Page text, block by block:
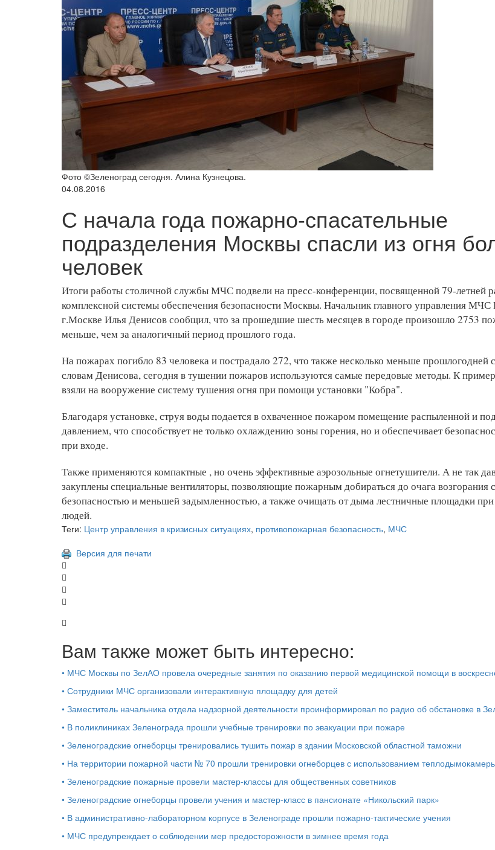
Фото ©Зеленоград сегодня. Алина Кузнецова.
04.08.2016
С начала года пожарно-спасательные
подразделения Москвы спасли из огня
человек
Итоги работы столичной службы МЧС подвели на пресс-конференции, посвященной 79-летней
комплексной системы обеспечения безопасности Москвы. Начальник главного управления МЧС
г.Москве Илья Денисов сообщил, что за прошедшие шесть месяцев в городе произошло 2753
меньше, чем за аналогичный период прошлого года.
На пожарах погибло 83 человека и пострадало 272, что также несколько меньше прошлогодней
словам Денисова, сегодня в тушении пожаров используются самые передовые методы. К
взяли на вооружение систему тушения огня при помощи установки "Кобра".
Благодаря установке, струя воды подается в охваченное пожаром помещение распыленной и
давлением, что способствует не только охлаждению зоны горения, но и обеспечивает
при входе.
Также применяются компактные , но очень эффективные аэрозольные огнетушители. А не так
закуплены специальные вентиляторы, позволяющие пожарным добираться до очага возгорания
безопасностью и меньшей задымленностью, а также очищать от дыма лестничные площадки при
людей.
Теги: Центр управления в кризисных ситуациях, противопожарная безопасность, МЧС
Версия для печати
Вам также может быть интересно:
• МЧС Москвы по ЗелАО провела очередные занятия по оказанию первой медицинской помощи в
• Сотрудники МЧС организовали интерактивную площадку для детей
• Заместитель начальника отдела надзорной деятельности проинформировал по радио об обстановке в
• В поликлиниках Зеленограда прошли учебные тренировки по эвакуации при пожаре
• Зеленоградские огнеборцы тренировались тушить пожар в здании Московской областной таможни
• На территории пожарной части № 70 прошли тренировки огнеборцев с использованием
• Зеленоградские пожарные провели мастер-классы для общественных советников
• Зеленоградские огнеборцы провели учения и мастер-класс в пансионате «Никольский парк»
• В административно-лабораторном корпусе в Зеленограде прошли пожарно-тактические учения
• МЧС предупреждает о соблюдении мер предосторожности в зимнее время года